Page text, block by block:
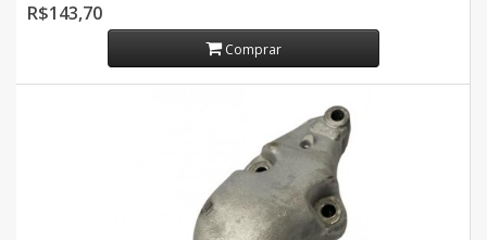
R$143,70
Comprar